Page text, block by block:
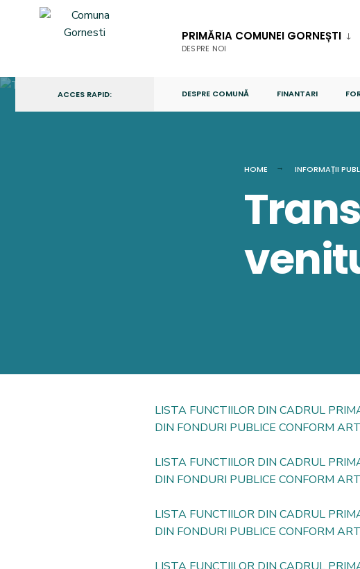
Skip
PRIMĂRIA COMUNEI GORNEȘTI
DESPRE NOI
ACCES RAPID: DESPRE COMUNĂ FINANTARI
HOME INFORMAȚII
LISTA FUNCTIILOR DIN CADRUL
DIN FONDURI PUBLICE CONFORM
LISTA FUNCTIILOR DIN CADRUL
DIN FONDURI PUBLICE CONFORM
LISTA FUNCTIILOR DIN CADRUL
DIN FONDURI PUBLICE CONFORM